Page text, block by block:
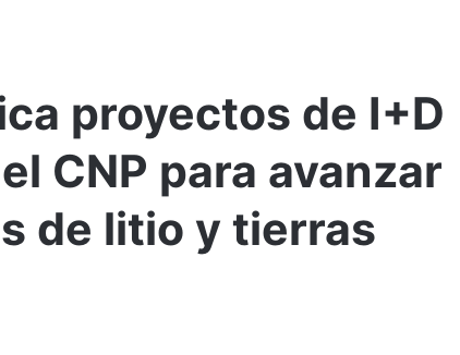
proyectos de I+D
CNP para avanzar
de litio y tierras